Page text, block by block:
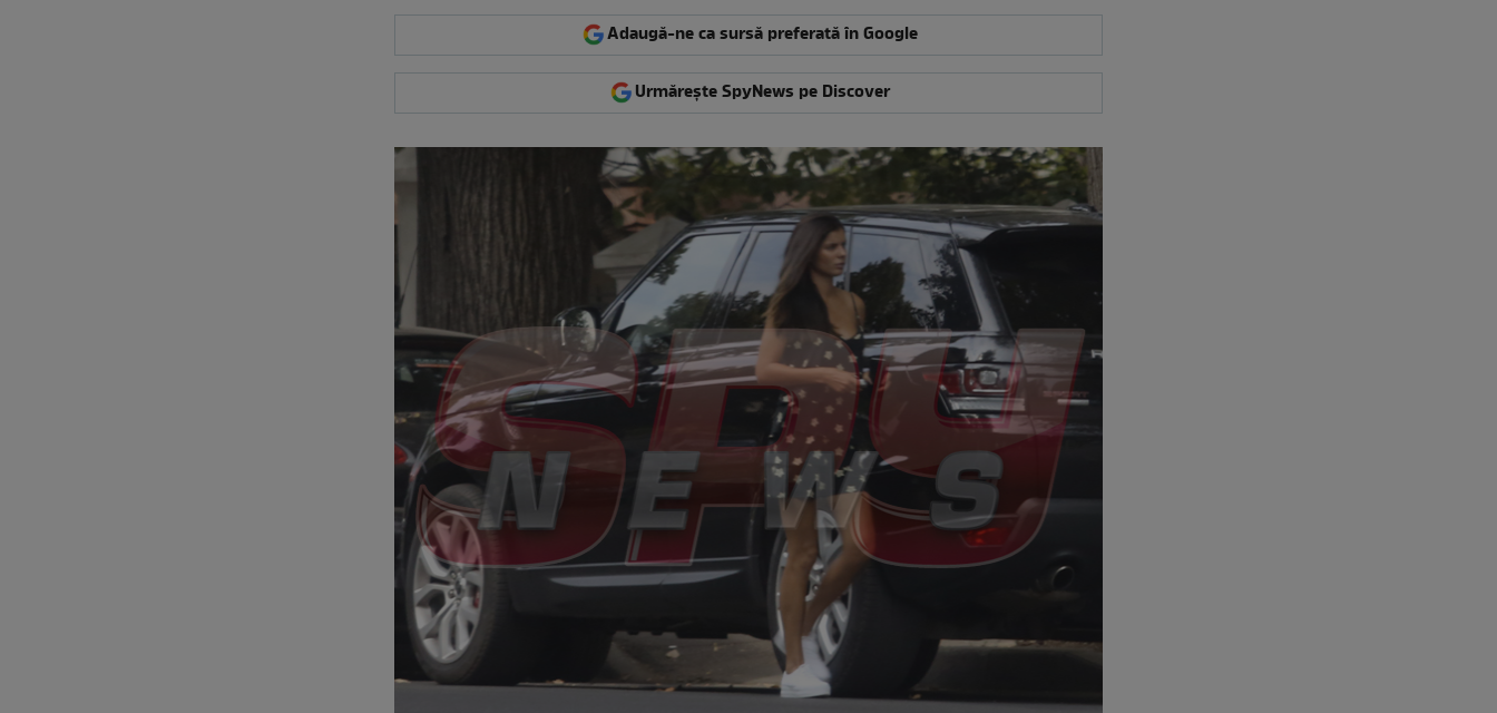
Adaugă-ne ca sursă preferată în Google
Urmărește SpyNews pe Discover